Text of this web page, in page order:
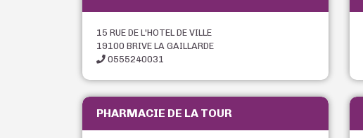
15 RUE DE L'HOTEL DE VILLE
19100 BRIVE LA GAILLARDE
0555240031
PHARMACIE DE LA TOUR